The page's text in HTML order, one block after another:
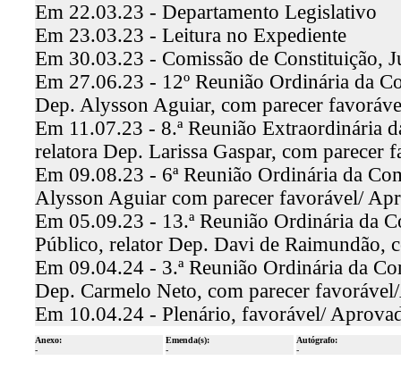
Em 22.03.23 - Departamento Legislativo
Em 23.03.23 - Leitura no Expediente
Em 30.03.23 - Comissão de Constituição,
Em 27.06.23 - 12º Reunião Ordinária da
Dep. Alysson Aguiar, com parecer
Em 11.07.23 - 8.ª Reunião Extraordinária
relatora Dep. Larissa Gaspar, com parecer
Em 09.08.23 - 6ª Reunião Ordinária da
Alysson Aguiar com parecer favorável/
Em 05.09.23 - 13.ª Reunião Ordinária da
Público, relator Dep. Davi de Raimundão,
Em 09.04.24 - 3.ª Reunião Ordinária da
Dep. Carmelo Neto, com parecer
Em 10.04.24 - Plenário, favorável/
Anexo:
-
Emenda(s):
-
Autógrafo:
-